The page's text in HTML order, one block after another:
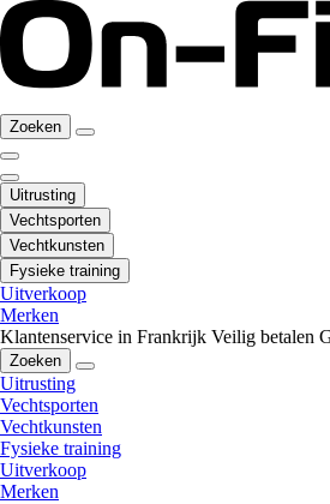
Zoeken
Uitrusting
Vechtsporten
Vechtkunsten
Fysieke training
Uitverkoop
Merken
Klantenservice in Frankrijk Veilig betalen
Zoeken
Uitrusting
Vechtsporten
Vechtkunsten
Fysieke training
Uitverkoop
Merken